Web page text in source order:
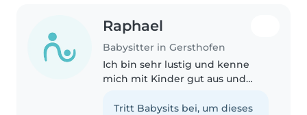
Raphael
Babysitter in Gersthofen
Ich bin sehr lustig und kenne
mich mit Kinder gut aus und
abzugeben
Tritt Babysits bei, um dieses